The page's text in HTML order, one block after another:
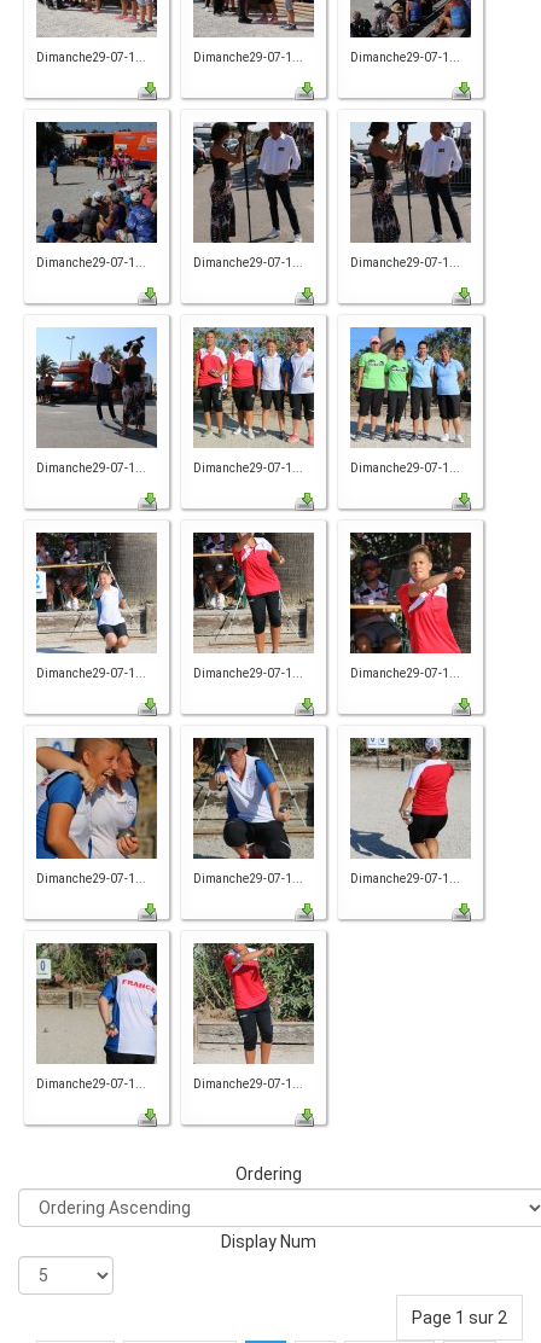
Dimanche29-07-1... Dimanche29-07-1... Dimanche29-07-1...
Dimanche29-07-1... Dimanche29-07-1... Dimanche29-07-1...
Dimanche29-07-1... Dimanche29-07-1... Dimanche29-07-1...
Dimanche29-07-1... Dimanche29-07-1... Dimanche29-07-1...
Dimanche29-07-1... Dimanche29-07-1... Dimanche29-07-1...
Dimanche29-07-1... Dimanche29-07-1...
Ordering
Display Num
Page 1 sur 2